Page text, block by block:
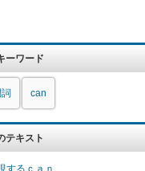
ーワード
can
テキスト
するｃａｎ